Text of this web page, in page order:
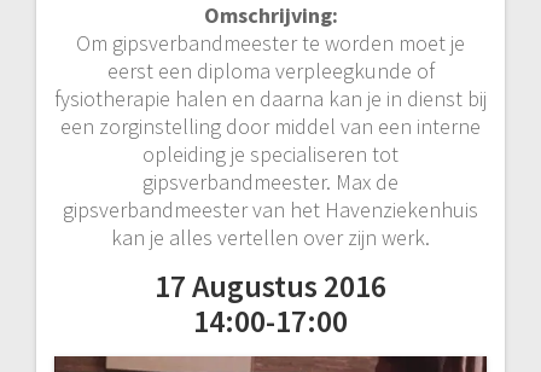
Omschrijving:
Om gipsverbandmeester te worden moet je
eerst een diploma verpleegkunde of
fysiotherapie halen en daarna kan je in dienst bij
een zorginstelling door middel van een interne
opleiding je specialiseren tot
gipsverbandmeester. Max de
gipsverbandmeester van het Havenziekenhuis
kan je alles vertellen over zijn werk.
17 Augustus 2016
14:00-17:00